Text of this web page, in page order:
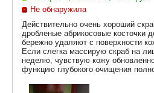
Не обнаружила
Действительно очень хороший
дробленые абрикосовые косточки
бережно удаляют с поверхности
Если слегка массирую скраб на
неделю, чувствую кожу
функцию глубокого очищения